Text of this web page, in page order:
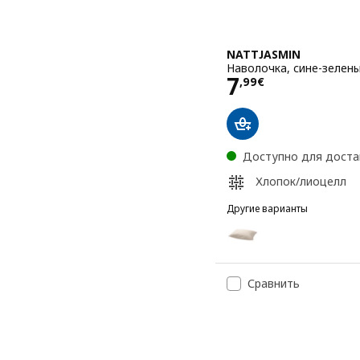
NATTJASMIN
Наволочка, сине-
7,99€
Цена 7,99€
Доступно для
Хлопок/лиоцелл
Другие варианты
Вариант:
Вариант: NATTJASMIN,
Сравнить